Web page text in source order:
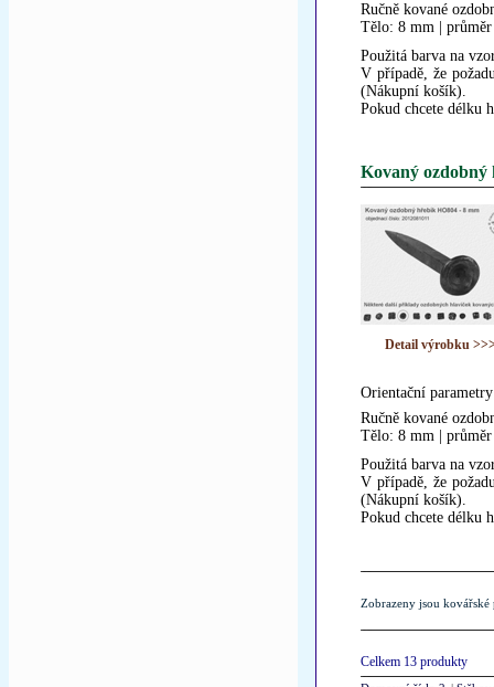
Ručně kované
Tělo: 8 mm |
Použitá barva na
V případě, že
(Nákupní košík).
Pokud chcete délku
Kovaný ozdobný
Detail výrobku
Orientační
Ručně kované
Tělo: 8 mm |
Použitá barva na
V případě, že
(Nákupní košík).
Pokud chcete délku
Zobrazeny jsou
Celkem 13 produkty